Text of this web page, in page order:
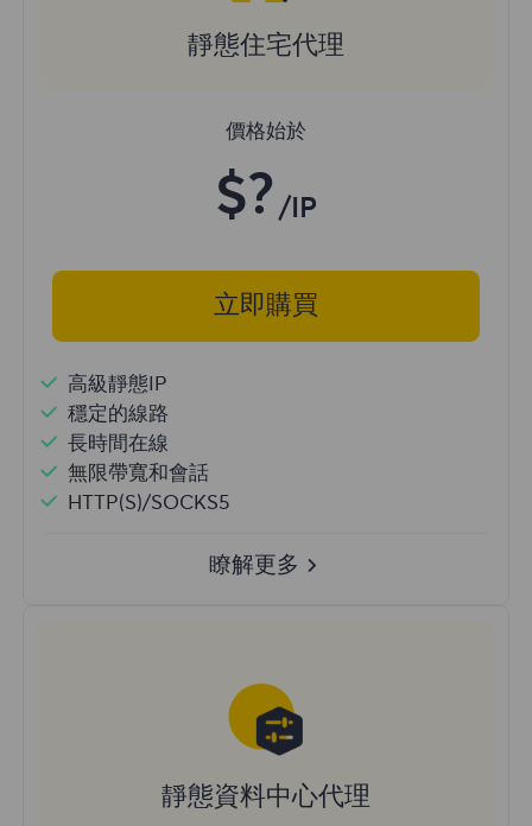
靜態住宅代理
價格始於
$? /IP
立即購買
高級靜態IP
穩定的線路
長時間在線
無限帶寬和會話
HTTP(S)/SOCKS5
瞭解更多
靜態資料中心代理